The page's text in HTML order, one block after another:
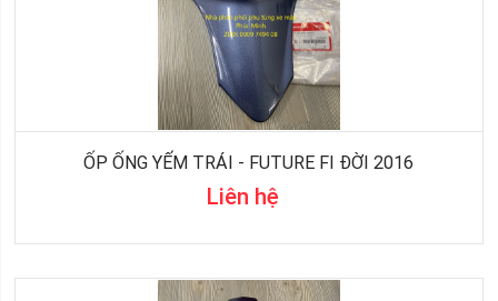
ỐP ỐNG YẾM TRÁI - FUTURE FI ĐỜI 2016
Liên hệ